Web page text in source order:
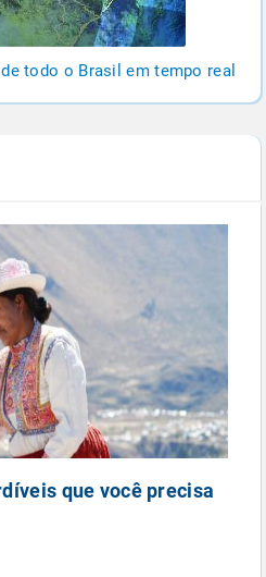
todo o Brasil em tempo real
que você precisa